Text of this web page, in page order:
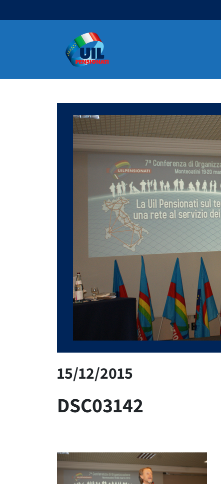
Navigazione principale
15/12/2015
DSC03142